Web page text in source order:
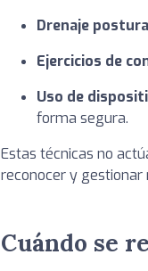
Drenaje
Ejercicios de
Uso de
forma segura.
Estas técnicas no
reconocer y gestionar
Cuándo se